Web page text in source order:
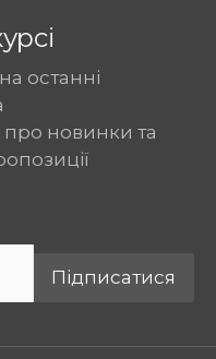
останні
про новинки та
Підписатися